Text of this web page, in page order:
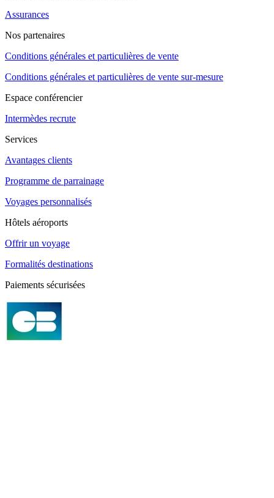
Assurances
Nos partenaires
Conditions générales et particulières de vente
Conditions générales et particulières de vente sur-mesure
Espace conférencier
Intermèdes recrute
Services
Avantages clients
Programme de parrainage
Voyages personnalisés
Hôtels aéroports
Offrir un voyage
Formalités destinations
Paiements sécurisées